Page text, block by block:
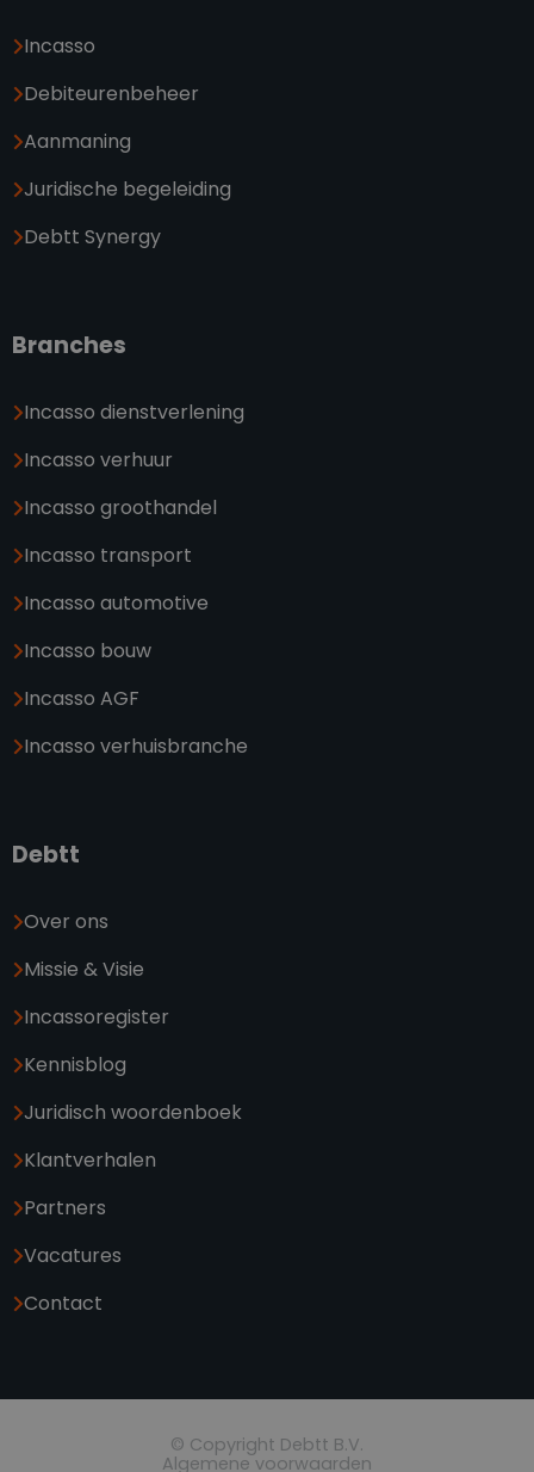
Incasso
Debiteurenbeheer
Aanmaning
Juridische begeleiding
Debtt Synergy
Branches
Incasso dienstverlening
Incasso verhuur
Incasso groothandel
Incasso transport
Incasso automotive
Incasso bouw
Incasso AGF
Incasso verhuisbranche
Debtt
Over ons
Missie & Visie
Incassoregister
Kennisblog
Juridisch woordenboek
Klantverhalen
Partners
Vacatures
Contact
© Copyright Debtt B.V.
Algemene voorwaarden